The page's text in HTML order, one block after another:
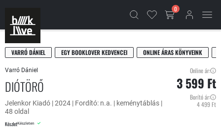
0
VARRÓ DÁNIEL EGY BOOKLOVER KEDVENCEI ONLINE ÁRAS KÖNYVEINK
Varró Dániel
DIÓTÖRŐ
Jelenkor Kiadó | 2024 | Fordító: n.a. | keménytáblás |
48 oldal
KészletKészleten
Online ár:
3 599 Ft
Borító ár:
4 499 Ft